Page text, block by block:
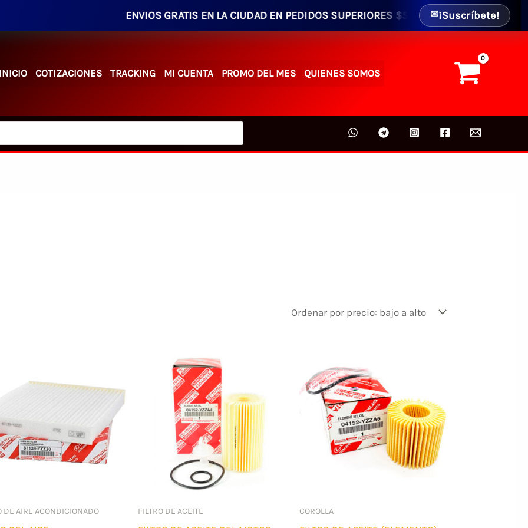
ENVIOS GRATIS EN LA CIUDAD EN PEDIDOS SUPERIORES $50.00 - ENVIO GRATIS AL
✉¡Suscríbete!
INICIO COTIZACIONES TRACKING MI CUENTA PROMO DEL MES QUIENES SOMOS
DE AIRE ACONDICIONADO FILTRO DE ACEITE COROLLA